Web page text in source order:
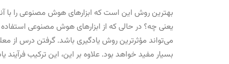
بهترین روش این است که ابزارهای هوش مصنوعی را با
یعنی چه؟ در حالی که از ابزارهای هوش مصنوعی
می‌تواند مؤثرترین روش یادگیری باشد. گرفتن درس از
بسیار مفید خواهد بود. علاوه بر این، این ترکیب فرآیند